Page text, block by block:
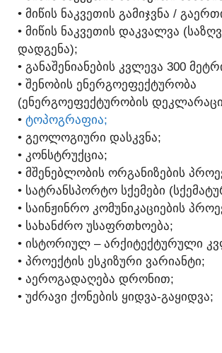
• ᲛᲘᲬᲘᲡ ᲜᲐᲙᲕᲔᲗᲘᲡ ᲒᲐᲛᲘᲯᲕᲜᲐ /
• ᲛᲘᲬᲘᲡ ᲜᲐᲙᲕᲔᲗᲘᲡ ᲓᲐᲙᲕᲐᲚᲕᲐ
ᲓᲐᲓᲒᲔᲜᲐ);
• ᲒᲐᲜᲐᲨᲔᲜᲘᲐᲜᲔᲑᲘᲡ ᲙᲕᲚᲔᲕᲐ 300
• ᲨᲔᲜᲝᲑᲘᲡ ᲔᲜᲔᲠᲒᲝᲔᲤᲔᲥᲢᲣᲠᲝᲑᲐ
(ᲔᲜᲔᲠᲒᲝᲔᲤᲔᲥᲢᲣᲠᲝᲑᲘᲡ
• ᲢᲝᲞᲝᲒᲠᲐᲤᲘᲐ;
• ᲒᲔᲝᲚᲝᲒᲘᲣᲠᲘ ᲓᲐᲡᲙᲕᲜᲐ;
• ᲙᲝᲜᲡᲢᲠᲣᲥᲪᲘᲐ;
• ᲛᲨᲔᲜᲔᲑᲚᲝᲑᲘᲡ ᲝᲠᲒᲐᲜᲘᲖᲔᲑᲘᲡ
• ᲡᲐᲢᲠᲐᲜᲡᲞᲝᲠᲢᲝ ᲡᲥᲔᲛᲔᲑᲘ
• ᲡᲐᲘᲜᲟᲘᲜᲠᲝ ᲙᲝᲛᲣᲜᲘᲙᲐᲪᲘᲔᲑᲘᲡ
• ᲡᲐᲮᲐᲜᲫᲠᲝ ᲣᲡᲐᲤᲠᲗᲮᲝᲔᲑᲐ;
• ᲘᲡᲢᲝᲠᲘᲣᲚ – ᲐᲠᲥᲘᲢᲔᲥᲢᲣᲠᲣᲚᲘ
• ᲞᲠᲝᲔᲥᲢᲘᲡ ᲔᲡᲙᲘᲖᲣᲠᲘ ᲕᲐᲠᲘᲐᲜᲢᲘ;
• ᲐᲔᲠᲝᲒᲐᲓᲐᲦᲔᲑᲐ ᲓᲠᲝᲜᲘᲗ;
• ᲣᲫᲠᲐᲕᲘ ᲥᲝᲜᲔᲑᲘᲡ ᲧᲘᲓᲕᲐ-ᲒᲐᲧᲘᲓᲕᲐ;